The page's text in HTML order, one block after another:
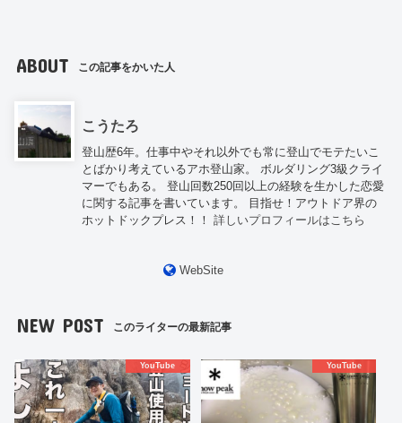
ABOUT この記事をかいた人
こうたろ
登山歴6年。仕事中やそれ以外でも常に登山でモテたいこ
とばかり考えているアホ登山家。 ボルダリング3級クライ
マーでもある。 登山回数250回以上の経験を生かした恋愛
に関する記事を書いています。 目指せ！アウトドア界の
ホットドックプレス！！詳しいプロフィールはこちら
WebSite
NEW POST このライターの最新記事
YouTube YouTube